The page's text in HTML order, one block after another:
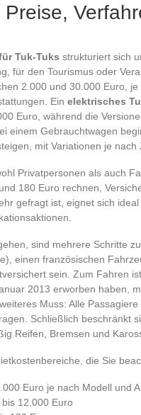
Tuk-Tuks strukturiert sich
für den Tourismus oder
2.000 und 30.000 Euro,
Ein elektrisches
Euro, während die
einem Gebrauchtwagen
mit Variationen je
Privatpersonen als auch
180 Euro rechnen,
gefragt ist, eignet sich
sind mehrere Schritte
einen französischen
sein. Zum Fahren
2013 erworben haben,
Muss: Alle
Schließlich beschränkt
Reifen, Bremsen und
die Sie
Euro je nach Modell und
12.000 Euro